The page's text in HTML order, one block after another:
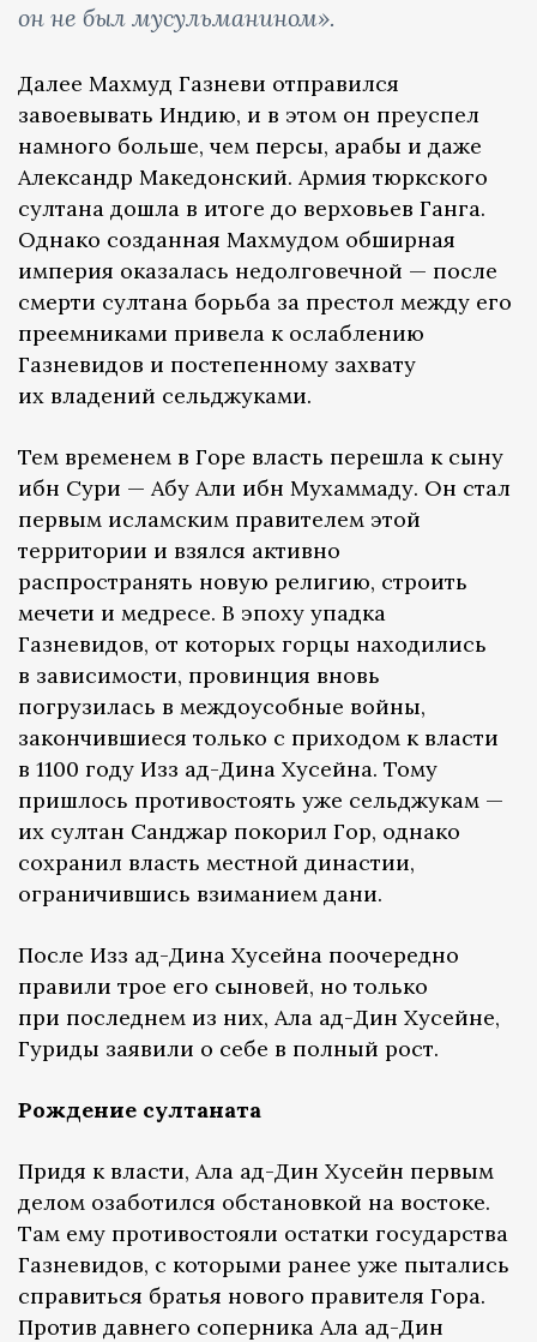
он не был мусульманином».
Далее Махмуд Газневи отправился
завоевывать Индию, и в этом он преуспел
намного больше, чем персы, арабы и даже
Александр Македонский. Армия тюркского
султана дошла в итоге до верховьев Ганга.
Однако созданная Махмудом обширная
империя оказалась недолговечной — после
смерти султана борьба за престол между его
преемниками привела к ослаблению
Газневидов и постепенному захвату
их владений сельджуками.
Тем временем в Горе власть перешла к сыну
ибн Сури — Абу Али ибн Мухаммаду. Он стал
первым исламским правителем этой
территории и взялся активно
распространять новую религию, строить
мечети и медресе. В эпоху упадка
Газневидов, от которых горцы находились
в зависимости, провинция вновь
погрузилась в междоусобные войны,
закончившиеся только с приходом к власти
в 1100 году Изз ад-Дина Хусейна. Тому
пришлось противостоять уже сельджукам —
их султан Санджар покорил Гор, однако
сохранил власть местной династии,
ограничившись взиманием дани.
После Изз ад-Дина Хусейна поочередно
правили трое его сыновей, но только
при последнем из них, Ала ад-Дин Хусейне,
Гуриды заявили о себе в полный рост.
Рождение султаната
Придя к власти, Ала ад-Дин Хусейн первым
делом озаботился обстановкой на востоке.
Там ему противостояли остатки государства
Газневидов, с которыми ранее уже пытались
справиться братья нового правителя Гора.
Против давнего соперника Ала ад-Дин